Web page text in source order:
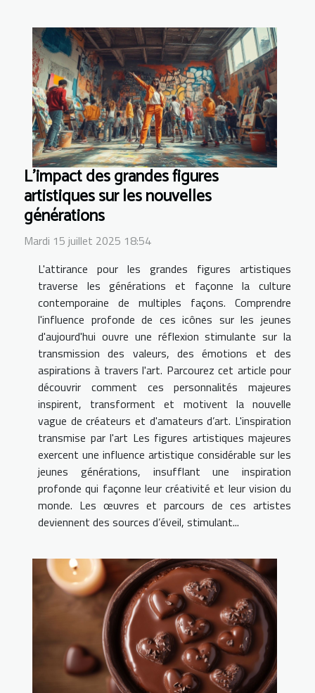
L'impact des grandes figures
artistiques sur les nouvelles
générations
Mardi 15 juillet 2025 18:54
L'attirance pour les grandes figures artistiques
traverse les générations et façonne la culture
contemporaine de multiples façons. Comprendre
l'influence profonde de ces icônes sur les jeunes
d'aujourd'hui ouvre une réflexion stimulante sur la
transmission des valeurs, des émotions et des
aspirations à travers l'art. Parcourez cet article pour
découvrir comment ces personnalités majeures
inspirent, transforment et motivent la nouvelle
vague de créateurs et d'amateurs d’art. L'inspiration
transmise par l'art Les figures artistiques majeures
exercent une influence artistique considérable sur les
jeunes générations, insufflant une inspiration
profonde qui façonne leur créativité et leur vision du
monde. Les œuvres et parcours de ces artistes
deviennent des sources d’éveil, stimulant...